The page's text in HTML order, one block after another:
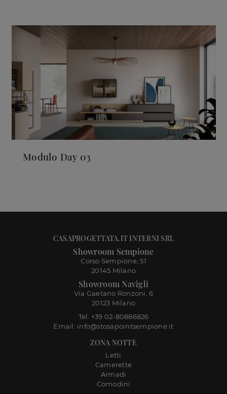
Modulo Day 03
ZONA NOTTE
Letti
Camerette
Armadi
Comodini
CASAPROGETTATA.IT INTERNI SRL
Showroom Sempione
Corso Sempione, 51
20145 Milano
Showroom Navigli
Via Gaetano Ronzoni, 6
20123 Milano
Tel: +39 02-80886826
Email: info@stosapointsempione.it